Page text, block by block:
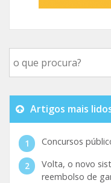
Artigos mais
Concursos
Volta, o novo
reembolso de